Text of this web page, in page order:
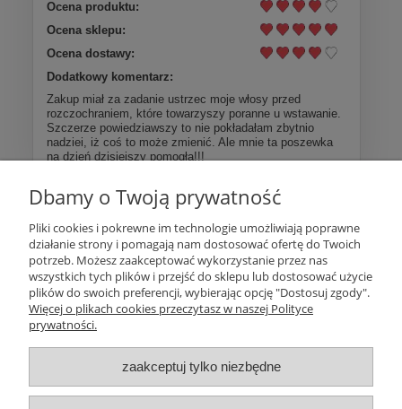
Ocena produktu:
Ocena sklepu:
Ocena dostawy:
Dodatkowy komentarz:
Zakup miał za zadanie ustrzec moje włosy przed
rozczochraniem, które towarzyszy poranne u wstawanie.
Szczerze powiedziawszy to nie pokładałam zbytnio
nadziei, iż coś to może zmienić. Ale mnie ta poszewka
na dzień dzisiejszy pomogła!!!
Więcej opinii
Pomoc
Moje konto
Płatności i dostawa
Informacje
Dbamy o Twoją prywatność
Pliki cookies i pokrewne im technologie umożliwiają poprawne
działanie strony i pomagają nam dostosować ofertę do Twoich
potrzeb. Możesz zaakceptować wykorzystanie przez nas
wszystkich tych plików i przejść do sklepu lub dostosować użycie
plików do swoich preferencji, wybierając opcję "Dostosuj zgody".
Więcej o plikach cookies przeczytasz w naszej Polityce
prywatności.
zaakceptuj tylko niezbędne